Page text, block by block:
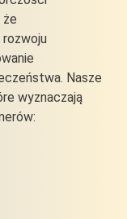
że
Nasze
wyznaczają